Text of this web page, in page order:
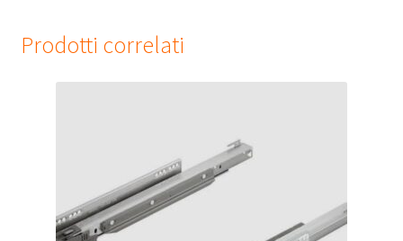
Prodotti correlati